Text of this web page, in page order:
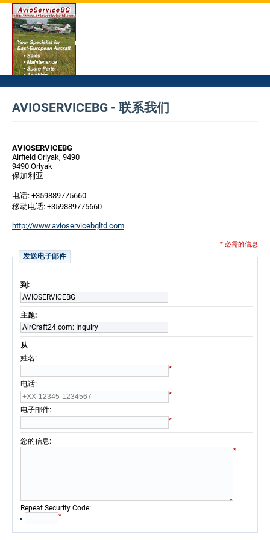
AVIOSERVICEBG - 联系我们
AVIOSERVICEBG
Airfield Orlyak, 9490
9490 Orlyak
保加利亚
电话: +359889775660
移动电话: +359889775660
http://www.avioservicebgltd.com
* 必需的信息
发送电子邮件
到:
AVIOSERVICEBG
主题:
AirCraft24.com: Inquiry
从
姓名 :
*
电话:
*
电子邮件:
*
您的信息:
*
Repeat Security Code:
*